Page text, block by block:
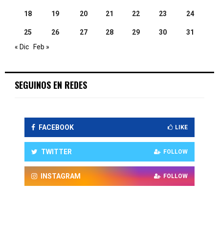
18 19 20 21 22 23 24
25 26 27 28 29 30
31
« Dic
Feb »
SEGUINOS EN REDES
FACEBOOK LIKE
TWITTER FOLLOW
INSTAGRAM FOLLOW